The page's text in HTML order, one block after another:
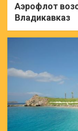
Аэрофлот
Владикавказ